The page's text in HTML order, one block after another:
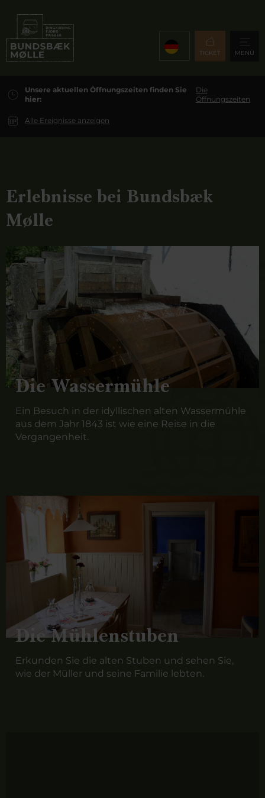
TICKET MENÜ
Unsere aktuellen Öffnungszeiten finden Sie
hier:
Die
Öffnungszeiten
Alle Ereignisse anzeigen
Erlebnisse bei Bundsbæk
Mølle
Die Wassermühle
Ein Besuch in der idyllischen alten Wassermühle
aus dem Jahr 1843 ist wie eine Reise in die
Vergangenheit.
Die Mühlenstuben
Erkunden Sie die alten Stuben und sehen Sie,
wie der Müller und seine Familie lebten.